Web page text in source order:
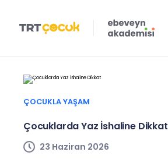
ÇOCUKLA YAŞAM
Çocuklarda Yaz İshaline Dikkat
23 Haziran 2026